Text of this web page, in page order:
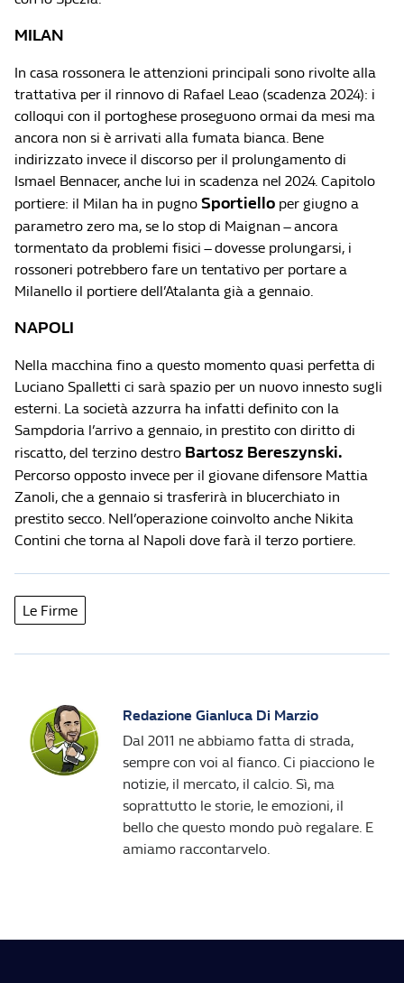
MILAN
In casa rossonera le attenzioni principali sono rivolte alla
trattativa per il rinnovo di Rafael Leao (scadenza 2024): i
colloqui con il portoghese proseguono ormai da mesi ma
ancora non si è arrivati alla fumata bianca. Bene
indirizzato invece il discorso per il prolungamento di
Ismael Bennacer, anche lui in scadenza nel 2024. Capitolo
portiere: il Milan ha in pugno Sportiello per giugno a
parametro zero ma, se lo stop di Maignan – ancora
tormentato da problemi fisici – dovesse prolungarsi, i
rossoneri potrebbero fare un tentativo per portare a
Milanello il portiere dell’Atalanta già a gennaio.
NAPOLI
Nella macchina fino a questo momento quasi perfetta di
Luciano Spalletti ci sarà spazio per un nuovo innesto sugli
esterni. La società azzurra ha infatti definito con la
Sampdoria l’arrivo a gennaio, in prestito con diritto di
riscatto, del terzino destro Bartosz Bereszynski.
Percorso opposto invece per il giovane difensore Mattia
Zanoli, che a gennaio si trasferirà in blucerchiato in
prestito secco. Nell’operazione coinvolto anche Nikita
Contini che torna al Napoli dove farà il terzo portiere.
Le Firme
Redazione Gianluca Di Marzio
Dal 2011 ne abbiamo fatta di strada,
sempre con voi al fianco. Ci piacciono le
notizie, il mercato, il calcio. Sì, ma
soprattutto le storie, le emozioni, il
bello che questo mondo può regalare. E
amiamo raccontarvelo.